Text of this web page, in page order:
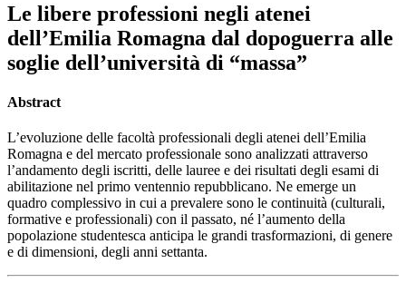
Le libere professioni negli atenei
dell’Emilia Romagna dal dopoguerra alle
soglie dell’università di “massa”
Abstract
L’evoluzione delle facoltà professionali degli atenei dell’Emilia
Romagna e del mercato professionale sono analizzati attraverso
l’andamento degli iscritti, delle lauree e dei risultati degli esami di
abilitazione nel primo ventennio repubblicano. Ne emerge un
quadro complessivo in cui a prevalere sono le continuità (culturali,
formative e professionali) con il passato, né l’aumento della
popolazione studentesca anticipa le grandi trasformazioni, di genere
e di dimensioni, degli anni settanta.